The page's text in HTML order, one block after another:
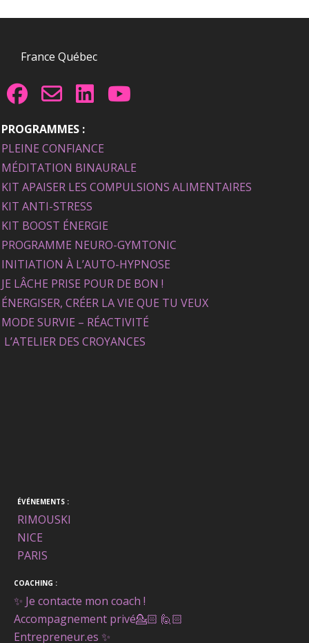
France Québec
PROGRAMMES :
PLEINE CONFIANCE
MÉDITATION BINAURALE
KIT APAISER LES COMPULSIONS ALIMENTAIRES
KIT ANTI-STRESS
KIT BOOST ÉNERGIE
PROGRAMME NEURO-GYMTONIC
INITIATION À L’AUTO-HYPNOSE
JE LÂCHE PRISE POUR DE BON !
ÉNERGISER, CRÉER LA VIE QUE TU VEUX
MODE SURVIE – RÉACTIVITÉ
L’ATELIER DES CROYANCES
ÉVÉNEMENTS :
RIMOUSKI
NICE
PARIS
COACHING :
✨ Je contacte mon coach !
Accompagnement privé💁🏻 🙋🏻
Entrepreneur.es ✨